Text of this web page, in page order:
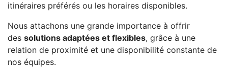
itinéraires préférés ou les horaires disponibles.
Nous attachons une grande importance à offrir
des solutions adaptées et flexibles, grâce à une
relation de proximité et une disponibilité constante de
nos équipes.